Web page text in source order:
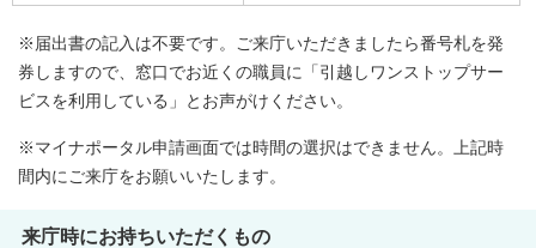
※届出書の記入は不要です。ご来庁いただきましたら番号札を発
券しますので、窓口でお近くの職員に「引越しワンストップサー
ビスを利用している」とお声がけください。
※マイナポータル申請画面では時間の選択はできません。上記時
間内にご来庁をお願いいたします。
来庁時にお持ちいただくもの